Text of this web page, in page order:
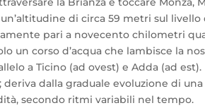
di circa 59 metri sul
pari a novecento chilometri
un corso d’acqua che lambisce la
a Ticino (ad ovest) e Adda (ad est).
dalla graduale evoluzione di
secondo ritmi variabili nel tempo.